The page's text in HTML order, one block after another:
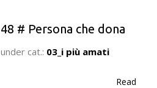
48 # Persona che dona
under cat.: 03_i più amati
Read